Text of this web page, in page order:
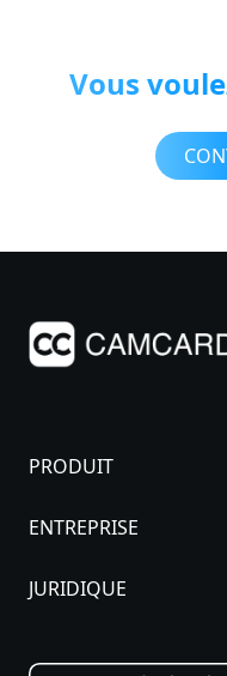
Vous
PRODUIT
ENTREPRISE
JURIDIQUE